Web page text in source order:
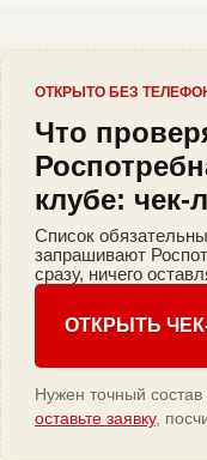
ОТКРЫТО БЕЗ
Что
клубе: чек-
Список
запрашивают
сразу, ничего
ОТКРЫТЬ
Нужен точный
оставьте заявку,